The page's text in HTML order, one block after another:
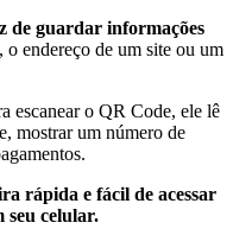
de guardar informações
endereço de um site ou um
escanear o QR Code, ele lê
mostrar um número de
rápida e fácil de acessar
seu celular.